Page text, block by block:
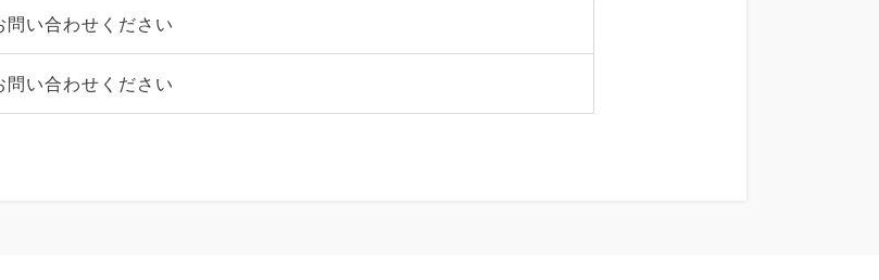
問い合わせください
問い合わせください